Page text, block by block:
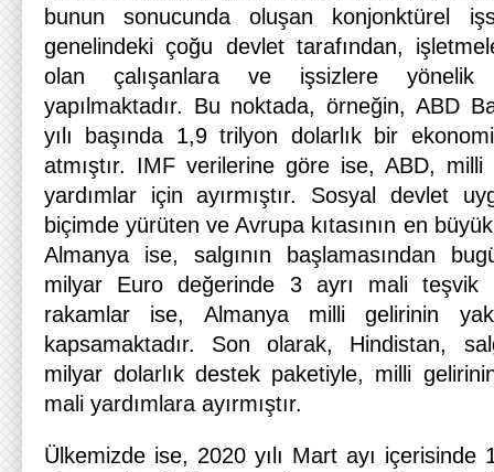
bunun sonucunda oluşan konjonktürel
genelindeki çoğu devlet tarafından,
olan çalışanlara ve işsizlere yönelik
yapılmaktadır. Bu noktada, örneğin, ABD
yılı başında 1,9 trilyon dolarlık bir
atmıştır. IMF verilerine göre ise, ABD,
yardımlar için ayırmıştır. Sosyal devlet
biçimde yürüten ve Avrupa kıtasının en
Almanya ise, salgının başlamasından
milyar Euro değerinde 3 ayrı mali teşvik
rakamlar ise, Almanya milli gelirinin
kapsamaktadır. Son olarak, Hindistan,
milyar dolarlık destek paketiyle, milli
mali yardımlara ayırmıştır.
Ülkemizde ise, 2020 yılı Mart ayı içerisinde